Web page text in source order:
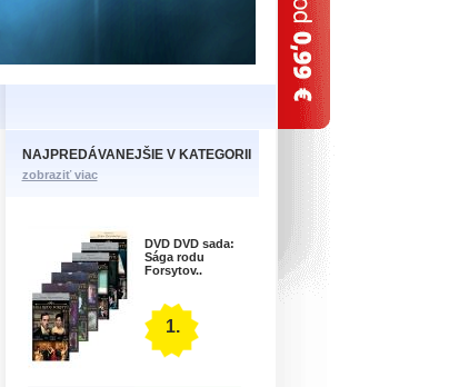
NAJPREDÁVANEJŠIE V KATEGORII
zobraziť viac
DVD DVD sada:
Sága rodu
Forsytov..
1.